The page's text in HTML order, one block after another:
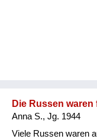
Die Russen
Anna S., Jg. 1944
Viele Russen waren